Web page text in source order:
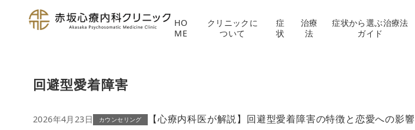
HO
ME
クリニックに
ついて
症
状
治療
法
症状から選ぶ治療法
ガイド
回避型愛着障害
2026年4月23日 カウンセリング 【心療内科医が解説】回避型愛着障害の特徴と恋愛への影響